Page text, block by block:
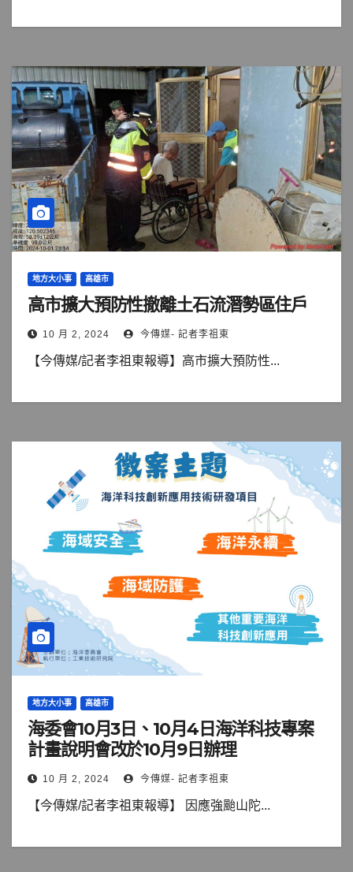
地方大小事 高雄市
高市擴大預防性撤離土石流潛勢區住戶
10 月 2, 2024 今傳媒- 記者李祖東
【今傳媒/記者李祖東報導】高市擴大預防性...
地方大小事 高雄市
海委會10月3日、10月4日海洋科技專案
計畫說明會改於10月9日辦理
10 月 2, 2024 今傳媒- 記者李祖東
【今傳媒/記者李祖東報導】 因應強颱山陀...